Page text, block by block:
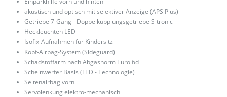
akustisch und optisch mit selektiver Anzeige (APS Plus)
Getriebe 7-Gang - Doppelkupplungsgetriebe S-tronic
Heckleuchten LED
Isofix-Aufnahmen für Kindersitz
Kopf-Airbag-System (Sideguard)
Schadstoffarm nach Abgasnorm Euro 6d
Scheinwerfer Basis (LED - Technologie)
Seitenairbag vorn
Servolenkung elektro-mechanisch